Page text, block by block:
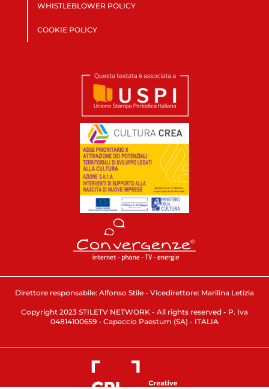
WHISTLEBLOWER POLICY
COOKIE POLICY
Direttore responsabile: Alfonso Stile - Vicedirettore: Marilina Letizia
Copyright 2023 STILETV NETWORK - All rights reserved - P. Iva
04814100659 - Capaccio Paestum (SA) - ITALIA